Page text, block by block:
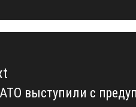
выступили с